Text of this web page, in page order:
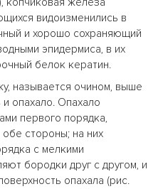
видоизменились в
и хорошо сохраняющий
эпидермиса, в их
белок кератин.
называется очином, выше
опахало. Опахало
первого порядка,
стороны; на них
с мелкими
бородки друг с другом, и
опахала (рис.